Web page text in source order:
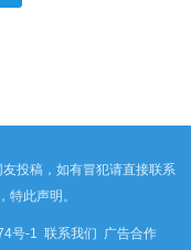
投稿，如有冒犯请直接联系
特此声明。
号-1 联系我们 广告合作